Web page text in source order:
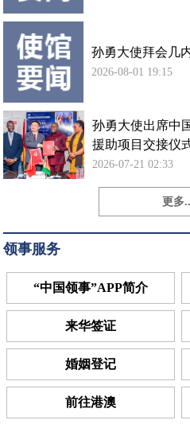
孙勇大使拜会几
2026-08-01 19:15
孙勇大使出席中
援助项目交接仪
2026-07-21 02:33
更多
领事服务
“中国领事”APP简介
来华签证
婚姻登记
前往港澳